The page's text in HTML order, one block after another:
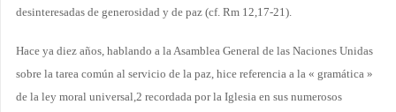
desinteresadas de generosidad y de paz (cf. Rm 12,17-21).
Hace ya diez años, hablando a la Asamblea General de las Naciones Unidas
sobre la tarea común al servicio de la paz, hice referencia a la « gramática »
de la ley moral universal,2 recordada por la Iglesia en sus numerosos